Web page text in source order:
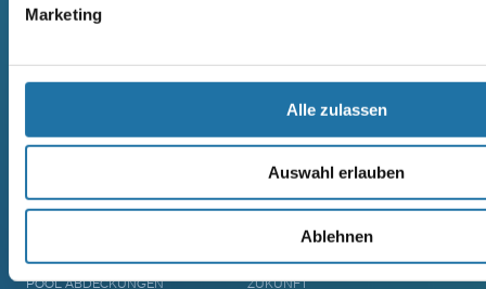
Marketing
Alle zulassen
Auswahl erlauben
Ablehnen
REMO
GFK-POLYESTERPOOL
AREND SAARI KOMFORT
AREND TALVA
MASSIVHOLZSAUNA
POOL ÜBERDACHUNGEN
POOL ABDECKUNGEN
CRANPOOL – GESCHICHTE &
ZUKUNFT